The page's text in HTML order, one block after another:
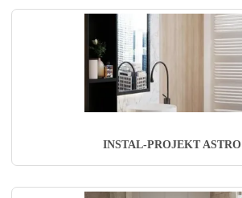
INSTAL-PROJEKT ASTRO